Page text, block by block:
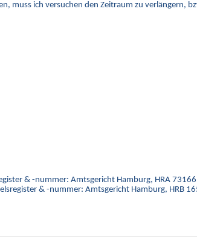
muss ich versuchen den Zeitraum zu verlängern,
& -nummer: Amtsgericht Hamburg, HRA 73166
& -nummer: Amtsgericht Hamburg, HRB